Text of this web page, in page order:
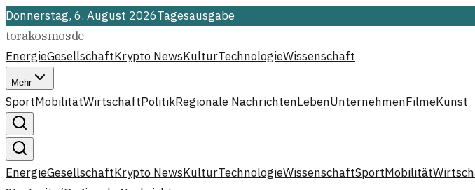
Donnerstag, 6. August 2026Tagesausgabe
torakosmosde
EnergieGesellschaftKrypto NewsKulturTechnologieWissenschaft
Mehr
SportMobilitätWirtschaftPolitikRegionale NachrichtenLebenUnternehmenFilmeKunst
EnergieGesellschaftKrypto NewsKulturTechnologieWissenschaftSportMobilität